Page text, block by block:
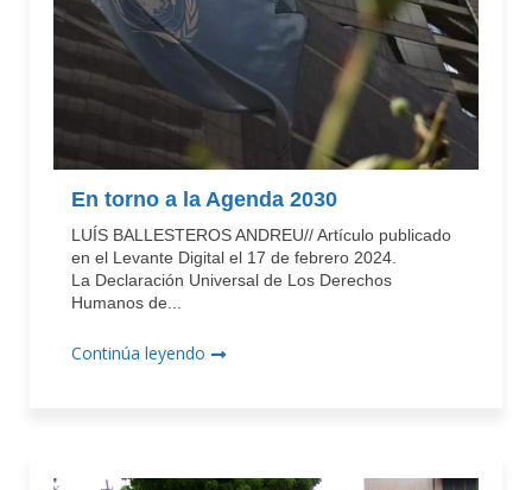
En torno a la Agenda 2030
LUÍS BALLESTEROS ANDREU// Artículo publicado
en el Levante Digital el 17 de febrero 2024.
La Declaración Universal de Los Derechos
Humanos de...
Continúa leyendo